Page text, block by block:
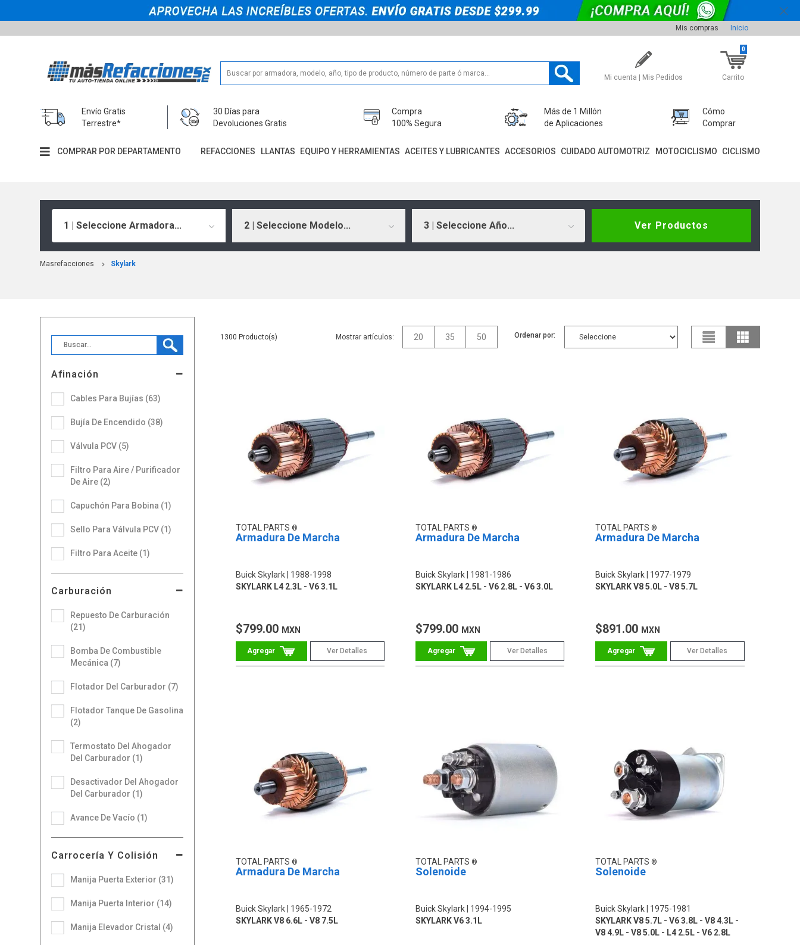
Mis compras Inicio
Mi cuenta | Mis Pedidos Carrito
0
Envío Gratis
Terrestre*
30 Días para
Devoluciones Gratis
Compra
100% Segura
Más de 1 Millón
de Aplicaciones
Cómo
Comprar
COMPRAR POR DEPARTAMENTO REFACCIONES LLANTAS EQUIPO Y HERRAMIENTAS ACEITES Y LUBRICANTES ACCESORIOS CUIDADO AUTOMOTRIZ MOTOCICLISMO CICLISMO
1 | Seleccione Armadora... 2 | Seleccione Modelo... 3 | Seleccione Año... Ver Productos
Masrefacciones Skylark
Afinación
Cables Para Bujías (63)
Bujía De Encendido (38)
Válvula PCV (5)
Filtro Para Aire / Purificador
De Aire (2)
Capuchón Para Bobina (1)
Sello Para Válvula PCV (1)
Filtro Para Aceite (1)
Carburación
Repuesto De Carburación
(21)
Bomba De Combustible
Mecánica (7)
Flotador Del Carburador (7)
Flotador Tanque De Gasolina
(2)
Termostato Del Ahogador
Del Carburador (1)
Desactivador Del Ahogador
Del Carburador (1)
Avance De Vacío (1)
Carrocería Y Colisión
Manija Puerta Exterior (31)
Manija Puerta Interior (14)
Manija Elevador Cristal (4)
1300 Mostrar artículos: 20 35 50 Ordenar por:
TOTAL PARTS
Armadura De Marcha
Buick Skylark
1988-1998
SKYLARK L4 2.3L - V6 3.1L
$799.00 MXN
Ver Detalles
TOTAL PARTS
Armadura De Marcha
Buick Skylark
1981-1986
SKYLARK L4 2.5L - V6 2.8L - V6 3.0L
$799.00 MXN
Ver Detalles
TOTAL PARTS
Armadura De Marcha
Buick Skylark
1977-1979
SKYLARK V8 5.0L - V8 5.7L
$891.00 MXN
Ver Detalles
TOTAL PARTS
Armadura De Marcha
Buick Skylark
1965-1972
SKYLARK V8 6.6L - V8 7.5L
TOTAL PARTS
Solenoide
Buick Skylark
1994-1995
SKYLARK V6 3.1L
TOTAL PARTS
Solenoide
Buick Skylark
1975-1981
SKYLARK V8 5.7L - V6 3.8L - V8 4.3L -
V8 4.9L - V8 5.0L - L4 2.5L - V6 2.8L